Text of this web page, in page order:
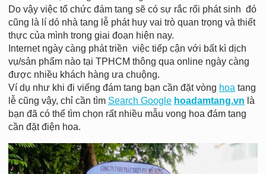
Do vậy việc tổ chức đám tang sẽ có sự rắc rối phát sinh đó
cũng là lí dó nhà tang lễ phát huy vai trò quan trọng và thiết
thực của mình trong giai đoạn hiện nay.
Internet ngày càng phát triền việc tiếp cận với bất kì dịch
vụ/sản phẩm nào tại TPHCM thông qua online ngày càng
được nhiều khách hàng ưa chuộng.
Ví dụ như khi đi viếng đám tang bạn cần đặt vòng hoa tang
lễ cũng vậy, chỉ cần tìm Search Google hoadamtang.vn là
bạn đã có thể tìm chọn rất nhiều mẫu vong hoa đám tang
cần đặt điện hoa.